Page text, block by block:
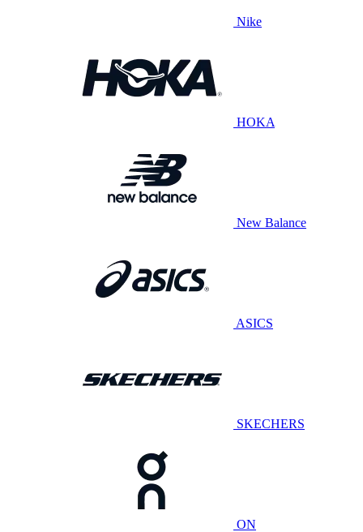
Nike
HOKA
New Balance
ASICS
SKECHERS
ON